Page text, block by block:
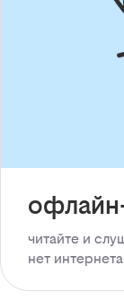
читайте и
нет интернета